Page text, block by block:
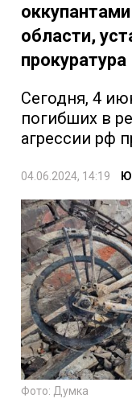
области,
прокуратура
Сегодня, 4
погибших в
агрессии рф
04.06.2024, 14:19
Фото: Думка